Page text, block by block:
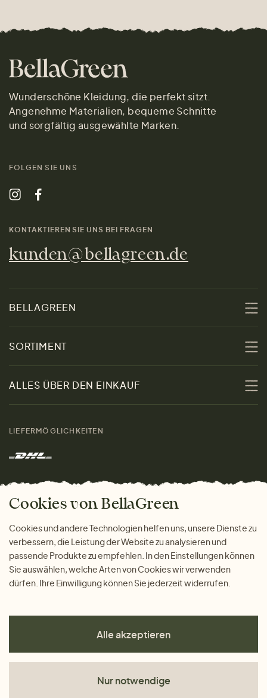
Wunderschöne Kleidung, die perfekt sitzt.
Angenehme Materialien, bequeme Schnitte
und sorgfältig ausgewählte Marken.
FOLGEN SIE UNS
KONTAKTIEREN SIE UNS BEI FRAGEN
kunden@bellagreen.de
BELLAGREEN
Über uns
Nachhaltigkeit
Kontakt
Marken
Das freundliche Magazin
SORTIMENT
Sale
Damen
Herren
Geschenke
ALLES ÜBER DEN EINKAUF
Warum bei uns einkaufen
LIEFERMÖGLICHKEITEN
ZAHLUNGSMÖGLICHKEITEN
Cookies von BellaGreen
Cookies und andere Technologien helfen uns, unsere Dienste zu
verbessern, die Leistung der Website zu analysieren und
passende Produkte zu empfehlen. In den Einstellungen können
Sie auswählen, welche Arten von Cookies wir verwenden
dürfen. Ihre Einwilligung können Sie jederzeit widerrufen.
Alle akzeptieren
Nur notwendige